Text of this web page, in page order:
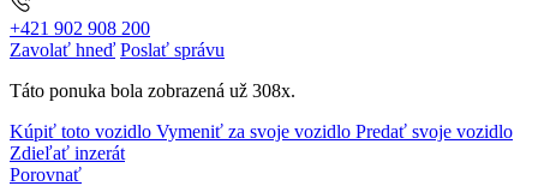
+421 902 908 200
Zavolať hneď Poslať správu
Táto ponuka bola zobrazená už 308x.
Kúpiť toto vozidlo Vymeniť za svoje vozidlo Predať svoje vozidlo
Zdieľať inzerát
Porovnať